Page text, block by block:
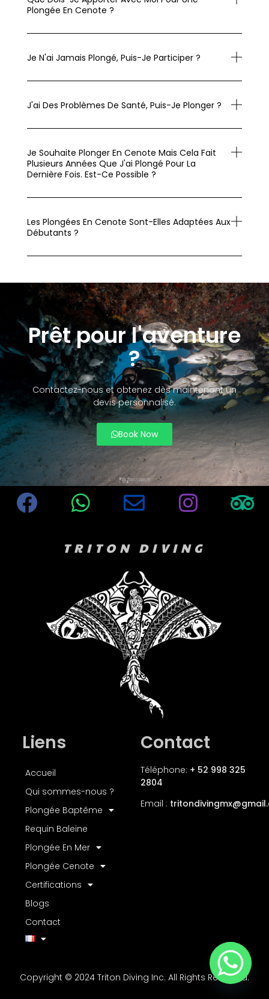
Plongée En Cenote ?
Je N'ai Jamais Plongé, Puis-Je Participer ?
J'ai Des Problèmes De Santé, Puis-Je Plonger ?
Je Souhaite Plonger En Cenote Mais Cela Fait
Plusieurs Années Que J'ai Plongé Pour La
Dernière Fois. Est-Ce Possible ?
Les Plongées En Cenote Sont-Elles Adaptées Aux
Débutants ?
Prêt pour l'aventure
?
Contactez-nous et obtenez dès maintenant un
devis personnalisé.
Book Now
TRITON DIVING
Liens
Accueil
Qui sommes-nous ?
Plongée Baptême
Requin Baleine
Plongée En Mer
Plongée Cenote
Certifications
Blogs
Contact
Contact
Téléphone: + 52 998 325
2804
Email : tritondivingmx
Copyright © 2024 Triton Diving Inc. All Rights Reserved.